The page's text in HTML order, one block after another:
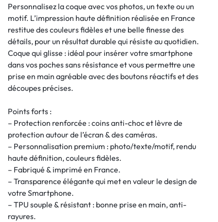
Personnalisez la coque avec vos photos, un texte ou un
motif. L’impression haute définition réalisée en France
restitue des couleurs fidèles et une belle finesse des
détails, pour un résultat durable qui résiste au quotidien.
Coque qui glisse : idéal pour insérer votre smartphone
dans vos poches sans résistance et vous permettre une
prise en main agréable avec des boutons réactifs et des
découpes précises.
Points forts :
– Protection renforcée : coins anti-choc et lèvre de
protection autour de l’écran & des caméras.
– Personnalisation premium : photo/texte/motif, rendu
haute définition, couleurs fidèles.
– Fabriqué & imprimé en France.
– Transparence élégante qui met en valeur le design de
votre Smartphone.
– TPU souple & résistant : bonne prise en main, anti-
rayures.